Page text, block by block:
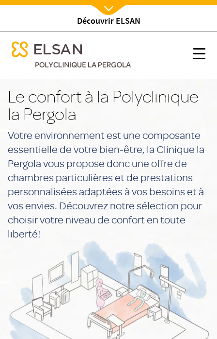
contenu
principal
Découvrir ELSAN
Confort hôtelier
menu mobile
Nx:Afficher menu
menu mobile
Le confort à la Polyclinique
la Pergola
Votre environnement est une composante
essentielle de votre bien-être, la Clinique la
Pergola vous propose donc une offre de
chambres particulières et de prestations
personnalisées adaptées à vos besoins et à
vos envies. Découvrez notre sélection pour
choisir votre niveau de confort en toute
liberté!